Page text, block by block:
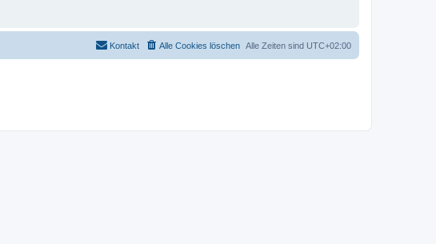
Alle Zeiten sind UTC+02:00
Alle Cookies löschen
Kontakt